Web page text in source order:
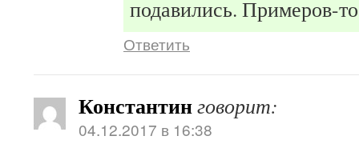
подавились. Примеров-
Ответить
Константинговорит:
04.12.2017 в 16:38